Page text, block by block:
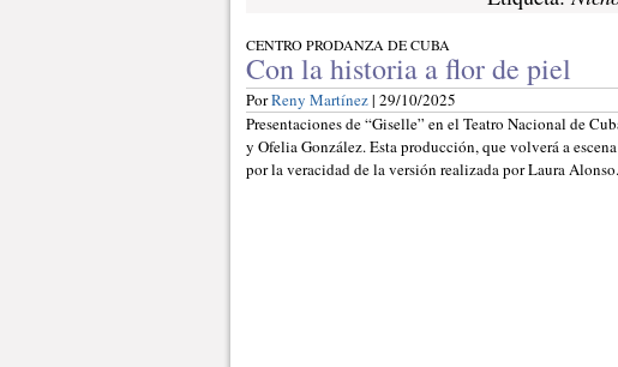
CENTRO PRODANZA DE CUBA
Con la historia a flor de piel
PorReny Martínez| 29/10/2025
Presentaciones de “Giselle” en el Teatro Nacional de
y Ofelia González. Esta producción, que volverá a
por la veracidad de la versión realizada por Laura Alonso.